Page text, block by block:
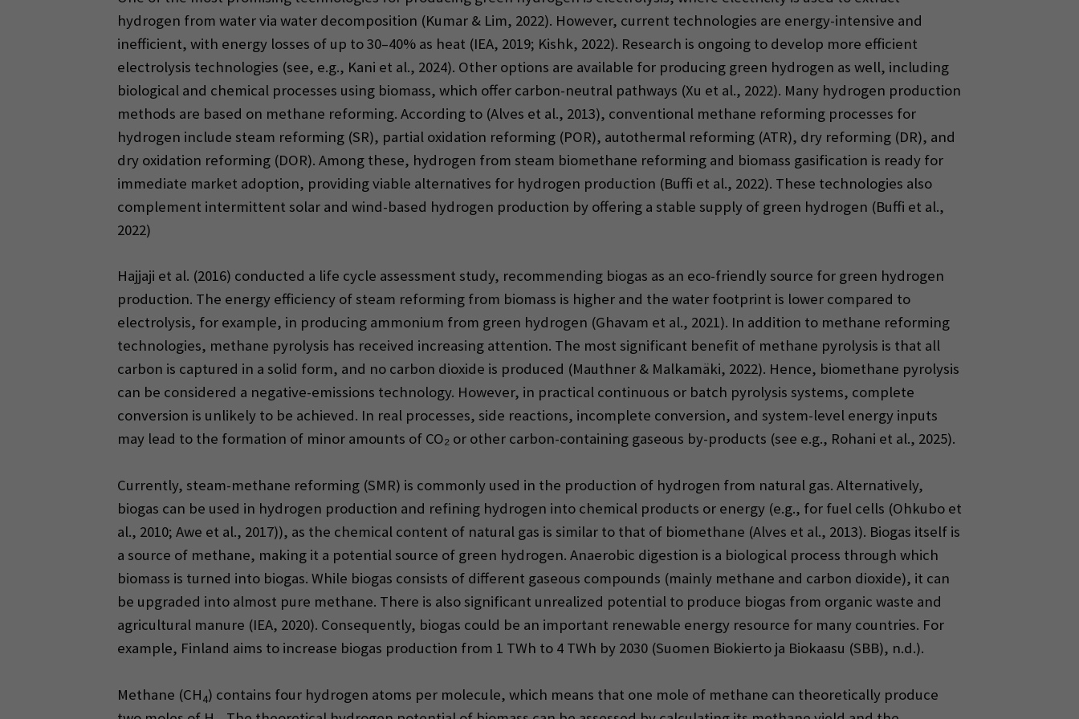
hydrogen from water via water decomposition (Kumar & Lim, 2022). However, current technologies are energy-intensive and
inefficient, with energy losses of up to 30–40% as heat (IEA, 2019; Kishk, 2022). Research is ongoing to develop more efficient
electrolysis technologies (see, e.g., Kani et al., 2024). Other options are available for producing green hydrogen as well, including
biological and chemical processes using biomass, which offer carbon-neutral pathways (Xu et al., 2022). Many hydrogen production
methods are based on methane reforming. According to (Alves et al., 2013), conventional methane reforming processes for
hydrogen include steam reforming (SR), partial oxidation reforming (POR), autothermal reforming (ATR), dry reforming (DR), and
dry oxidation reforming (DOR). Among these, hydrogen from steam biomethane reforming and biomass gasification is ready for
immediate market adoption, providing viable alternatives for hydrogen production (Buffi et al., 2022). These technologies also
complement intermittent solar and wind-based hydrogen production by offering a stable supply of green hydrogen (Buffi et al.,
2022)
Hajjaji et al. (2016) conducted a life cycle assessment study, recommending biogas as an eco-friendly source for green hydrogen
production. The energy efficiency of steam reforming from biomass is higher and the water footprint is lower compared to
electrolysis, for example, in producing ammonium from green hydrogen (Ghavam et al., 2021). In addition to methane reforming
technologies, methane pyrolysis has received increasing attention. The most significant benefit of methane pyrolysis is that all
carbon is captured in a solid form, and no carbon dioxide is produced (Mauthner & Malkamäki, 2022). Hence, biomethane pyrolysis
can be considered a negative-emissions technology. However, in practical continuous or batch pyrolysis systems, complete
conversion is unlikely to be achieved. In real processes, side reactions, incomplete conversion, and system-level energy inputs
may lead to the formation of minor amounts of CO₂ or other carbon-containing gaseous by-products (see e.g., Rohani et al., 2025).
Currently, steam-methane reforming (SMR) is commonly used in the production of hydrogen from natural gas. Alternatively,
biogas can be used in hydrogen production and refining hydrogen into chemical products or energy (e.g., for fuel cells (Ohkubo et
al., 2010; Awe et al., 2017)), as the chemical content of natural gas is similar to that of biomethane (Alves et al., 2013). Biogas itself is
a source of methane, making it a potential source of green hydrogen. Anaerobic digestion is a biological process through which
biomass is turned into biogas. While biogas consists of different gaseous compounds (mainly methane and carbon dioxide), it can
be upgraded into almost pure methane. There is also significant unrealized potential to produce biogas from organic waste and
agricultural manure (IEA, 2020). Consequently, biogas could be an important renewable energy resource for many countries. For
example, Finland aims to increase biogas production from 1 TWh to 4 TWh by 2030 (Suomen Biokierto ja Biokaasu (SBB), n.d.).
Methane (CH4) contains four hydrogen atoms per molecule, which means that one mole of methane can theoretically produce